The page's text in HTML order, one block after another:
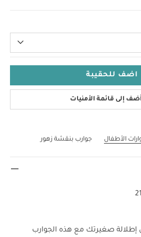
اضف للحقيبة
أضف إلى قائمة الأمنيات
الأطفال جوارب بنقشة زهور
إطلالة صغيرتك مع هذه الجوارب